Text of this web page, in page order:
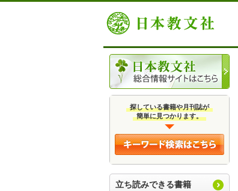
探している書籍や月刊誌が
簡単に見つかります。
立ち読みできる書籍